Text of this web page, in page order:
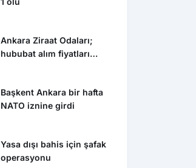
Ankara Ziraat Odaları;
hububat alım fiyatları
Başkent Ankara bir hafta
NATO iznine girdi
Yasa dışı bahis için şafak
operasyonu